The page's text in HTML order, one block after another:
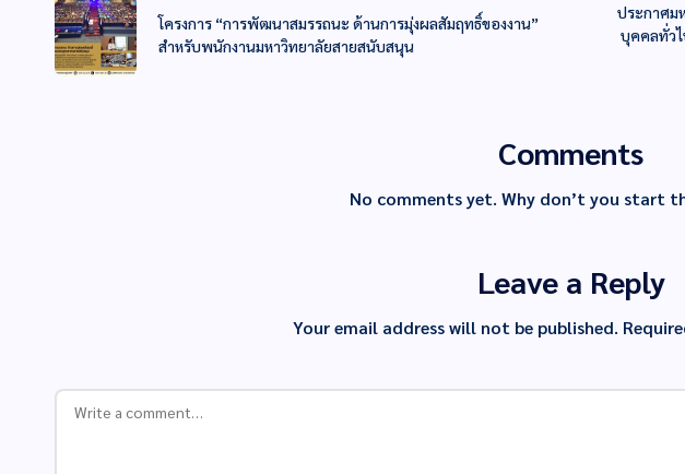
โครงการ “การพัฒนาสมรรถนะ ด้านการมุ่งผลสัมฤทธิ์ของงาน”
สำหรับพนักงานมหาวิทยาลัยสายสนับสนุน
ประกาศม
บุคคลทั่วไ
Comments
No comments yet. Why don’t you start
Leave a Reply
Your email address will not be published.